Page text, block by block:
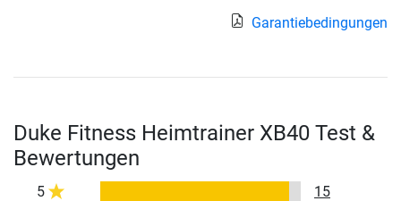
Garantiebedingungen
Duke Fitness Heimtrainer XB40 Test &
Bewertungen
5
15